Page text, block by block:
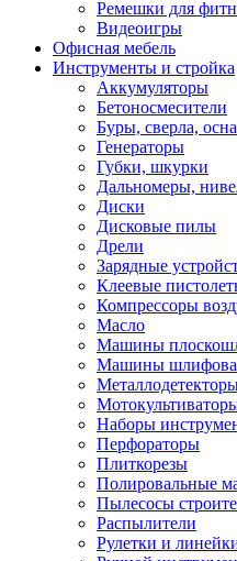
Ремешки для
Видеоигры
Офисная мебель
Инструменты и стройка
Аккумуляторы
Бетоносмесители
Буры, сверла,
Генераторы
Губки, шкурки
Дальномеры,
Диски
Дисковые пилы
Дрели
Зарядные
Клеевые
Компрессоры
Масло
Машины
Машины
Наборы
Перфораторы
Плиткорезы
Полировальные
Пылесосы
Распылители
Рулетки и